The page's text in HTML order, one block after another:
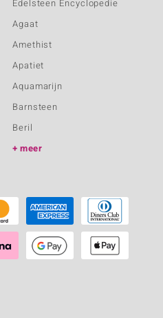
Edelsteen Encyclopedie
Agaat
Amethist
Apatiet
Aquamarijn
Barnsteen
Beril
meer